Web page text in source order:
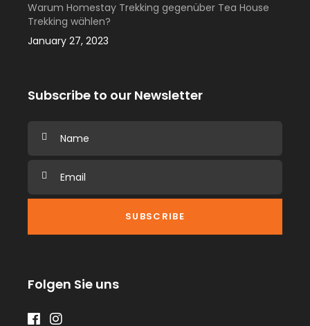
Warum Homestay Trekking gegenüber Tea House
Trekking wählen?
January 27, 2023
Subscribe to our Newsletter
Folgen Sie uns